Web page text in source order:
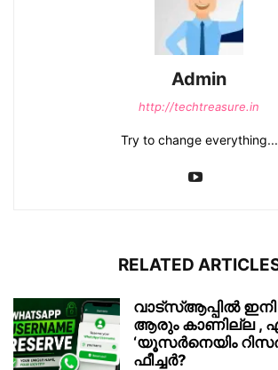
Admin
http://techtreasure.in
Try to change everything...
RELATED
വാട്‌സ്ആപ്പിൽ
ആരും കാണില്ല ,
‘യൂസർനെയിം
ഫീച്ചർ?